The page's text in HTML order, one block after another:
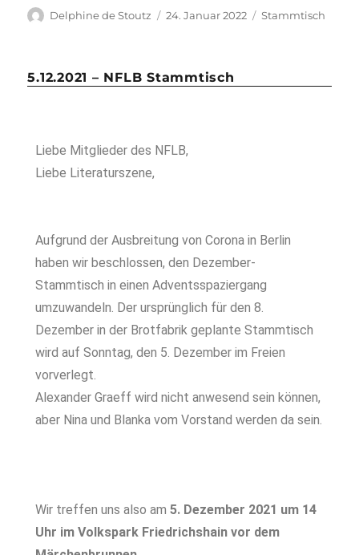
Delphine de Stoutz 24. Januar 2022 Stammtisch
5.12.2021 – NFLB Stammtisch
Liebe Mitglieder des NFLB,
Liebe Literaturszene,
Aufgrund der Ausbreitung von Corona in Berlin
haben wir beschlossen, den Dezember-
Stammtisch in einen Adventsspaziergang
umzuwandeln. Der ursprünglich für den 8.
Dezember in der Brotfabrik geplante Stammtisch
wird auf Sonntag, den 5. Dezember im Freien
vorverlegt.
Alexander Graeff wird nicht anwesend sein können,
aber Nina und Blanka vom Vorstand werden da sein.
Wir treffen uns also am5. Dezember 2021 um 14
Uhr im Volkspark Friedrichshain vor dem